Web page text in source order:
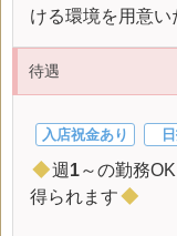
ける環境を用意い
待遇
入店祝金あり
◆週 1～の勤務
得られます◆